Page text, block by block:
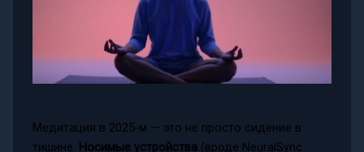
Медитация в 2025-м — это не просто сидение в
тишине. Носимые устройства(вроде NeuralSync